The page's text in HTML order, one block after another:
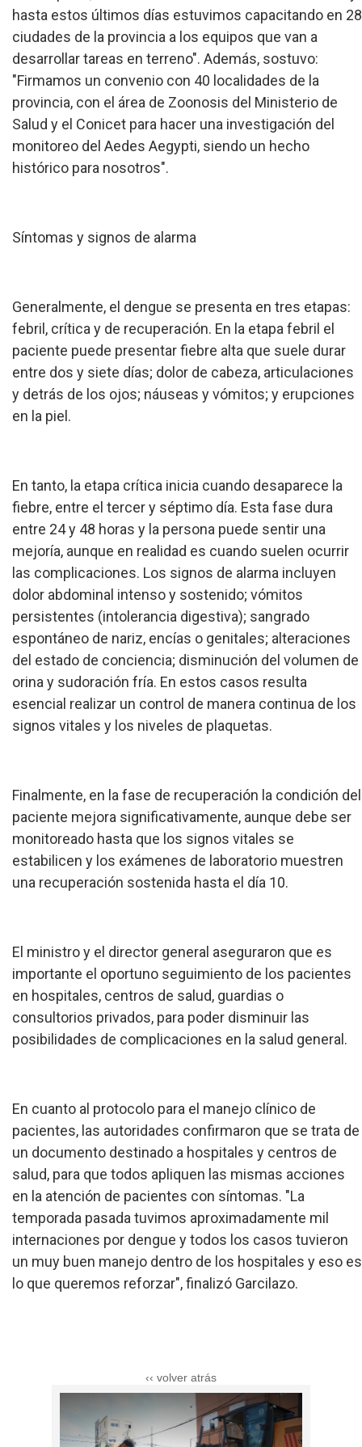
hasta estos últimos días estuvimos capacitando en 28
ciudades de la provincia a los equipos que van a
desarrollar tareas en terreno". Además, sostuvo:
"Firmamos un convenio con 40 localidades de la
provincia, con el área de Zoonosis del Ministerio de
Salud y el Conicet para hacer una investigación del
monitoreo del Aedes Aegypti, siendo un hecho
histórico para nosotros".
Síntomas y signos de alarma
Generalmente, el dengue se presenta en tres etapas:
febril, crítica y de recuperación. En la etapa febril el
paciente puede presentar fiebre alta que suele durar
entre dos y siete días; dolor de cabeza, articulaciones
y detrás de los ojos; náuseas y vómitos; y erupciones
en la piel.
En tanto, la etapa crítica inicia cuando desaparece la
fiebre, entre el tercer y séptimo día. Esta fase dura
entre 24 y 48 horas y la persona puede sentir una
mejoría, aunque en realidad es cuando suelen ocurrir
las complicaciones. Los signos de alarma incluyen
dolor abdominal intenso y sostenido; vómitos
persistentes (intolerancia digestiva); sangrado
espontáneo de nariz, encías o genitales; alteraciones
del estado de conciencia; disminución del volumen de
orina y sudoración fría. En estos casos resulta
esencial realizar un control de manera continua de los
signos vitales y los niveles de plaquetas.
Finalmente, en la fase de recuperación la condición del
paciente mejora significativamente, aunque debe ser
monitoreado hasta que los signos vitales se
estabilicen y los exámenes de laboratorio muestren
una recuperación sostenida hasta el día 10.
El ministro y el director general aseguraron que es
importante el oportuno seguimiento de los pacientes
en hospitales, centros de salud, guardias o
consultorios privados, para poder disminuir las
posibilidades de complicaciones en la salud general.
En cuanto al protocolo para el manejo clínico de
pacientes, las autoridades confirmaron que se trata de
un documento destinado a hospitales y centros de
salud, para que todos apliquen las mismas acciones
en la atención de pacientes con síntomas. "La
temporada pasada tuvimos aproximadamente mil
internaciones por dengue y todos los casos tuvieron
un muy buen manejo dentro de los hospitales y eso es
lo que queremos reforzar", finalizó Garcilazo.
‹‹ volver atrás